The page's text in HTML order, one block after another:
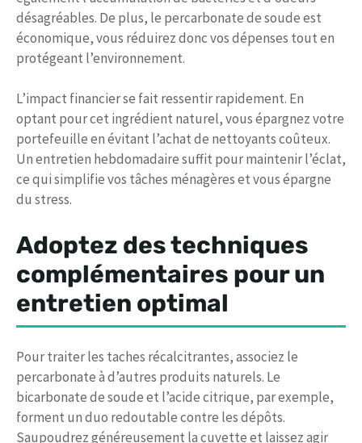
désagréables. De plus, le percarbonate de soude est
économique, vous réduirez donc vos dépenses tout en
protégeant l’environnement.
L’impact financier se fait ressentir rapidement. En
optant pour cet ingrédient naturel, vous épargnez votre
portefeuille en évitant l’achat de nettoyants coûteux.
Un entretien hebdomadaire suffit pour maintenir l’éclat,
ce qui simplifie vos tâches ménagères et vous épargne
du stress.
Adoptez des techniques
complémentaires pour un
entretien optimal
Pour traiter les taches récalcitrantes, associez le
percarbonate à d’autres produits naturels. Le
bicarbonate de soude et l’acide citrique, par exemple,
forment un duo redoutable contre les dépôts.
Saupoudrez généreusement la cuvette et laissez agir